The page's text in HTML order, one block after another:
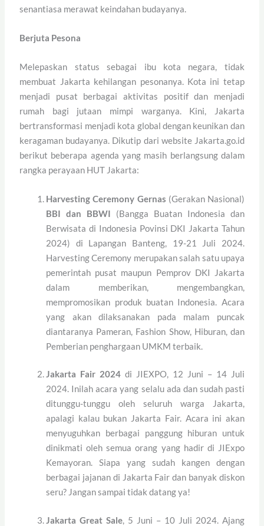
senantiasa merawat keindahan budayanya.
Berjuta Pesona
Melepaskan status sebagai ibu kota negara, tidak
membuat Jakarta kehilangan pesonanya. Kota ini tetap
menjadi pusat berbagai aktivitas positif dan menjadi
rumah bagi jutaan mimpi warganya. Kini, Jakarta
bertransformasi menjadi kota global dengan keunikan dan
keragaman budayanya. Dikutip dari website Jakarta.go.id
berikut beberapa agenda yang masih berlangsung dalam
rangka perayaan HUT Jakarta:
Harvesting Ceremony Gernas (Gerakan Nasional)
BBI dan BBWI (Bangga Buatan Indonesia dan
Berwisata di Indonesia Povinsi DKI Jakarta Tahun
2024) di Lapangan Banteng, 19-21 Juli 2024.
Harvesting Ceremony merupakan salah satu upaya
pemerintah pusat maupun Pemprov DKI Jakarta
dalam memberikan, mengembangkan,
mempromosikan produk buatan Indonesia. Acara
yang akan dilaksanakan pada malam puncak
diantaranya Pameran, Fashion Show, Hiburan, dan
Pemberian penghargaan UMKM terbaik.
Jakarta Fair 2024 di JIEXPO, 12 Juni – 14 Juli
2024. Inilah acara yang selalu ada dan sudah pasti
ditunggu-tunggu oleh seluruh warga Jakarta,
apalagi kalau bukan Jakarta Fair. Acara ini akan
menyuguhkan berbagai panggung hiburan untuk
dinikmati oleh semua orang yang hadir di JIExpo
Kemayoran. Siapa yang sudah kangen dengan
berbagai jajanan di Jakarta Fair dan banyak diskon
seru? Jangan sampai tidak datang ya!
Jakarta Great Sale, 5 Juni – 10 Juli 2024. Ajang